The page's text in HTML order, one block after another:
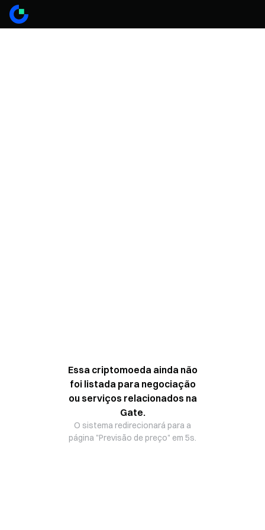
Essa criptomoeda ainda não
foi listada para negociação
ou serviços relacionados na
Gate.
O sistema redirecionará para a
página "Previsão de preço" em 5s.